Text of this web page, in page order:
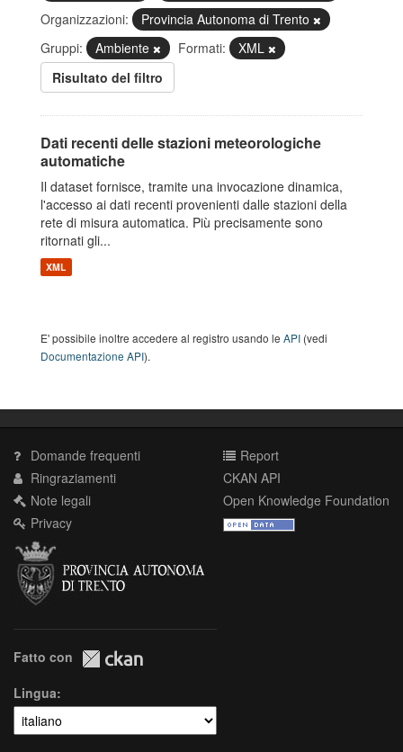
Organizzazioni:
Provincia Autonoma di Trento
Gruppi:
Ambiente Formati:
XML
Risultato del filtro
Dati recenti delle stazioni meteorologiche
automatiche
Il dataset fornisce, tramite una invocazione dinamica,
l'accesso ai dati recenti provenienti dalle stazioni della
rete di misura automatica. Più precisamente sono
ritornati gli...
XML
E' possibile inoltre accedere al registro usando le API (vedi
Documentazione API).
Domande frequenti
Ringraziamenti
Note legali
Privacy
Report
CKAN API
Open Knowledge Foundation
Fatto con
Lingua